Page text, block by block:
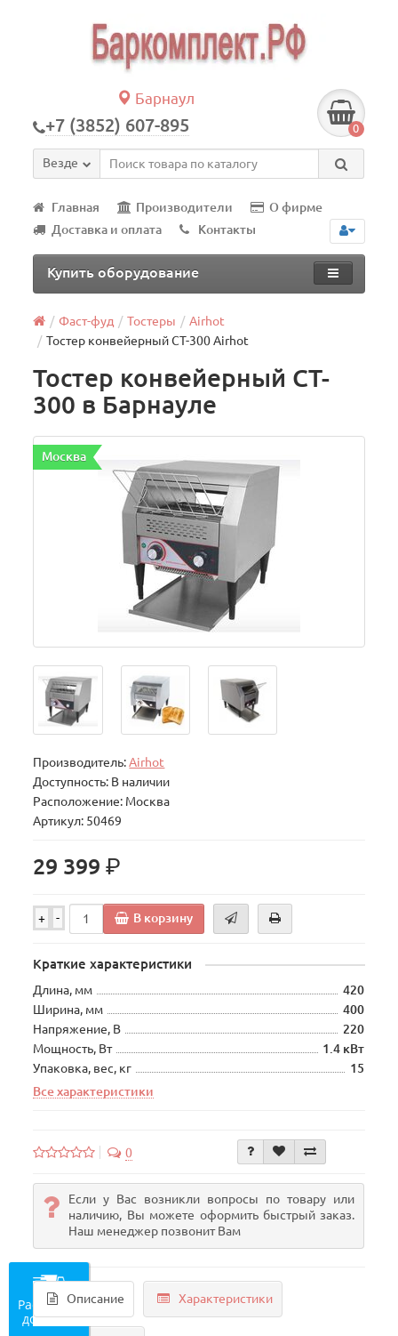
Барнаул
+7 (3852) 607-895 0
Везде
Главная Производители
О фирме
Доставка и оплата
Контакты
Купить оборудование
Фаст-фуд Тостеры
Airhot
Тостер конвейерный CT-300 Airhot
Тостер конвейерный CT-
300 в Барнауле
Москва
Производитель:Airhot
Доступность: В наличии
Расположение: Москва
Артикул: 50469
29 399р.
+ - В корзину
Краткие характеристики
Длина, мм
420
Ширина, мм
400
Напряжение, В
220
Мощность, Вт
1.4 кВт
Упаковка, вес, кг
15
Все характеристики
0
Если у Вас возникли вопросы по товару или
наличию, Вы можете оформить быстрый заказ.
Наш менеджер позвонит Вам
Описание Характеристики
Рассчитать
доставку